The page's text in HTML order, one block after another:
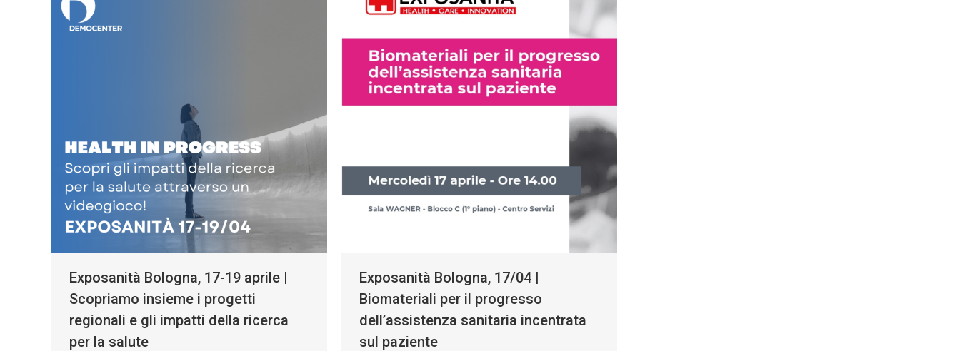
Exposanità Bologna, 17-19 aprile |
Scopriamo insieme i progetti
regionali e gli impatti della ricerca
per la salute
Exposanità Bologna, 17/04 |
Biomateriali per il progresso
dell’assistenza sanitaria incentrata
sul paziente